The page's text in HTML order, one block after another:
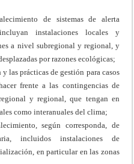
de sistemas de alerta
instalaciones locales y
a nivel subregional y regional, y
por razones ecológicas;
las prácticas de gestión para casos
frente a las contingencias de
y regional, que tengan en
como interanuales del clima;
según corresponda, de
incluidos instalaciones de
en particular en las zonas